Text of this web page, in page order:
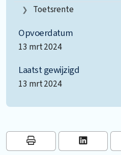
Toetsrente
Opvoerdatum
13 mrt 2024
Laatst gewijzigd
13 mrt 2024